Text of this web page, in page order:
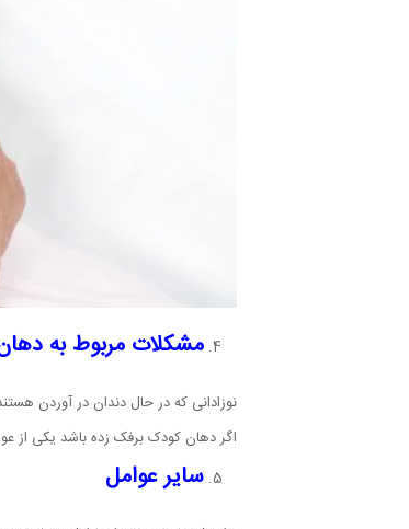
مشکلات مربوط به دهان
نوزادانی که در حال دندان در آوردن
اگر دهان کودک برفک زده باشد یکی از
سایر عوامل